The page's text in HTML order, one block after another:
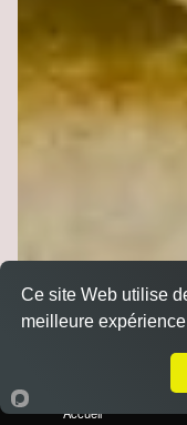
Accueil
Ce site Web utilise
meilleure